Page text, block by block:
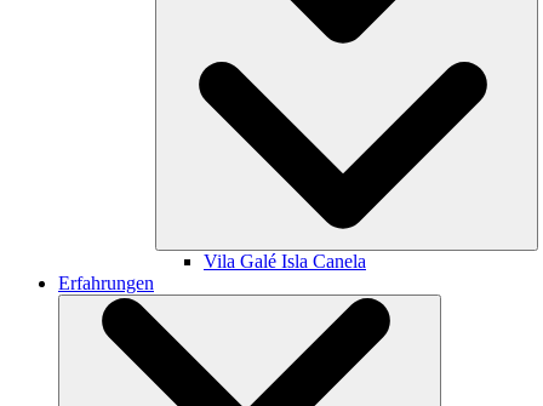
Vila Galé Isla Canela
Erfahrungen